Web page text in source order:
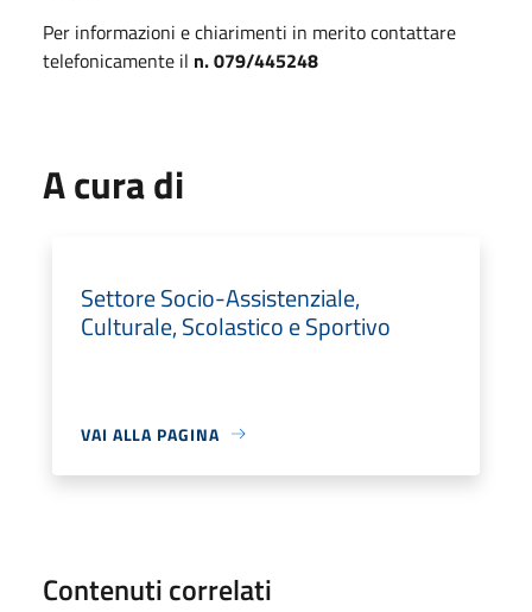
Per informazioni e chiarimenti in merito contattare
telefonicamente il n. 079/445248
A cura di
Settore Socio-Assistenziale,
Culturale, Scolastico e Sportivo
VAI ALLA PAGINA
Contenuti correlati